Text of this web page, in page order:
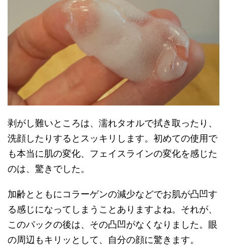
剥がし難いところは、濡れタオルで拭き取ったり、
洗顔したりするとスッキリします。初めての使用で
も本当に肌の変化、フェイスラインの変化を感じた
のは、驚きでした。
加齢とともにコラーゲンの減少などでお肌が凸凹す
る感じになってしまうことありますよね。それが、
このパックの後は、その凸凹がなくなりました。眼
の周辺もキリッとして、自分の顔に驚きます。